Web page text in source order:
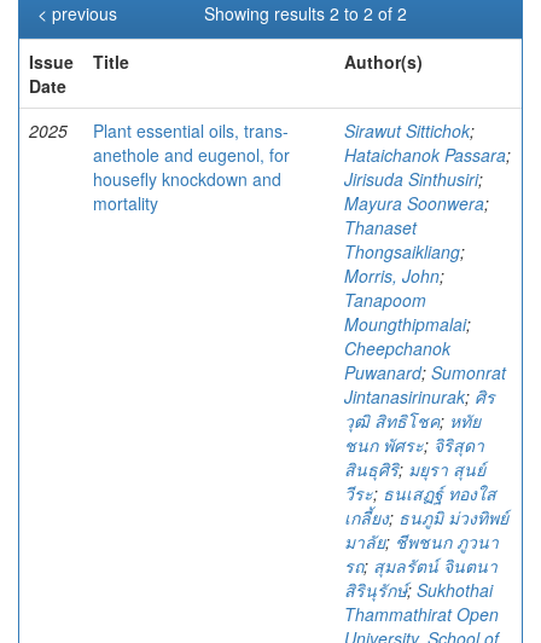
Showing results 2 to 2 of 2
< previous
Issue
Date
Title Author(s)
2025
Plant essential oils, trans-
anethole and eugenol, for
housefly knockdown and
mortality
Sirawut Sittichok;
Hataichanok Passara;
Jirisuda Sinthusiri;
Mayura Soonwera;
Thanaset
Thongsaikliang;
Morris, John;
Tanapoom
Moungthipmalai;
Cheepchanok
Puwanard; Sumonrat
Jintanasirinurak; ศิร
วุฒิ สิทธิโชค; หทัย
ชนก พัศระ; จิริสุดา
สินธุศิริ; มยุรา สุนย์
วีระ; ธนเสฏฐ์ ทองใส
เกลี้ยง; ธนภูมิ ม่วงทิพย์
มาลัย; ชีพชนก ภูวนา
รถ; สุมลรัตน์ จินตนา
สิรินุรักษ์; Sukhothai
Thammathirat Open
University. School of